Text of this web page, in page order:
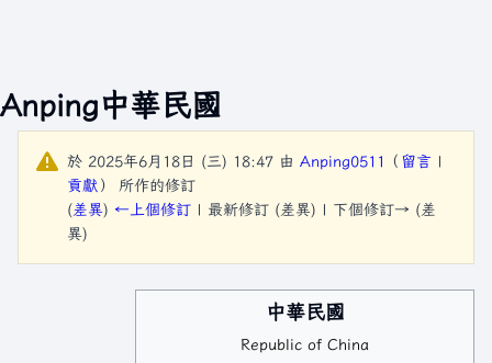
Anping中華民國
於 2025年6月18日 (三) 18:47 由 Anping0511 （ 留言 |
貢獻 ）
所作的修訂
(差異) ←上個修訂 | 最新修訂 (差異) | 下個修訂→ (差
異)
中華民國
Republic of China